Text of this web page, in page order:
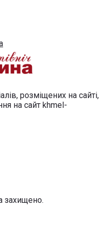
розміщених на сайті,
на сайт khmel-
захищено.